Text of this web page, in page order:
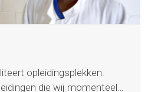
opleidingsplekken.
die wij momenteel…